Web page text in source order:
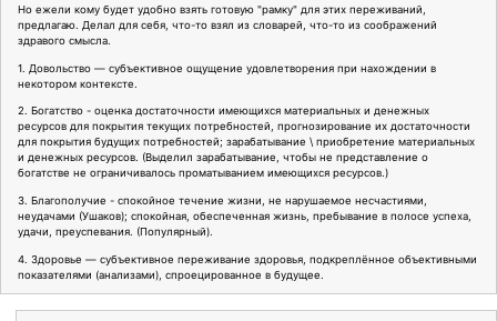
Но ежели кому будет удобно взять готовую "рамку" для этих переживаний,
предлагаю. Делал для себя, что-то взял из словарей, что-то из соображений
здравого смысла.
1. Довольство — субъективное ощущение удовлетворения при нахождении в
некотором контексте.
2. Богатство - оценка достаточности имеющихся материальных и денежных
ресурсов для покрытия текущих потребностей, прогнозирование их достаточности
для покрытия будущих потребностей; зарабатывание \ приобретение материальных
и денежных ресурсов. (Выделил зарабатывание, чтобы не представление о
богатстве не ограничивалось проматыванием имеющихся ресурсов.)
3. Благополучие - спокойное течение жизни, не нарушаемое несчастиями,
неудачами (Ушаков); спокойная, обеспеченная жизнь, пребывание в полосе успеха,
удачи, преуспевания. (Популярный).
4. Здоровье — субъективное переживание здоровья, подкреплённое объективными
показателями (анализами), спроецированное в будущее.